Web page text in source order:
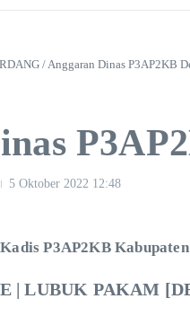
/ Anggaran Dinas P3AP2KB
5 Oktober 2022 12:48
P3AP2KB
| LUBUK PAKAM